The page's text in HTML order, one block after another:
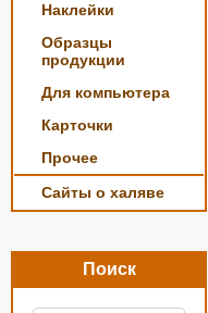
Наклейки
Образцы
продукции
Для компьютера
Карточки
Прочее
Сайты о халяве
Поиск